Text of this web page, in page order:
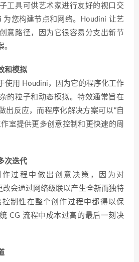
工具可供艺术家进行友好的视口交
为您构建节点和网络。Houdini 让艺
意路径，因为它很容易分支出新节
。
和模拟
使用 Houdini，因为它的程序化工作
的粒子和动态模拟。特效通常旨在
出反应，而程序化解决方案可以“自
室提供更多创意控制和更快速的周
次迭代
作过程中做出创意决策，因为对
改会通过网络级联以产生全新而独特
控制性在整个创作过程中都得以保
CG 流程中成本过高的最后一刻决